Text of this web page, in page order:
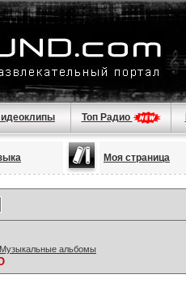
Топ Радио
Моя страница
Музыкальные альбомы